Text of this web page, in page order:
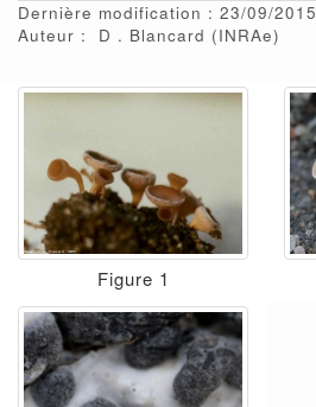
Dernière modification : 23/09/2015
Auteur :
D Blancard (INRAe)
Figure 1